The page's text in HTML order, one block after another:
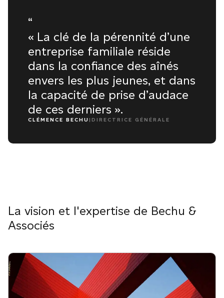
“
« La clé de la pérennité d’une
entreprise familiale réside
dans la confiance des aînés
envers les plus jeunes, et dans
la capacité de prise d’audace
de ces derniers ».
CLÉMENCE BECHU| DIRECTRICE GÉNÉRALE
La vision et l'expertise de Bechu &
Associés